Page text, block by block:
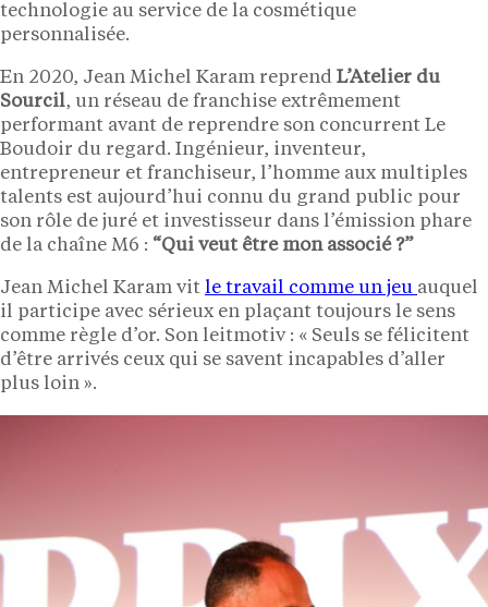
technologie au service de la cosmétique
personnalisée.
En 2020, Jean Michel Karam reprend L’Atelier du
Sourcil, un réseau de franchise extrêmement
performant avant de reprendre son concurrent Le
Boudoir du regard. Ingénieur, inventeur,
entrepreneur et franchiseur, l’homme aux multiples
talents est aujourd’hui connu du grand public pour
son rôle de juré et investisseur dans l’émission phare
de la chaîne M6 : “Qui veut être mon associé ?”
Jean Michel Karam vit le travail comme un jeu auquel
il participe avec sérieux en plaçant toujours le sens
comme règle d’or. Son leitmotiv : « Seuls se félicitent
d’être arrivés ceux qui se savent incapables d’aller
plus loin ».